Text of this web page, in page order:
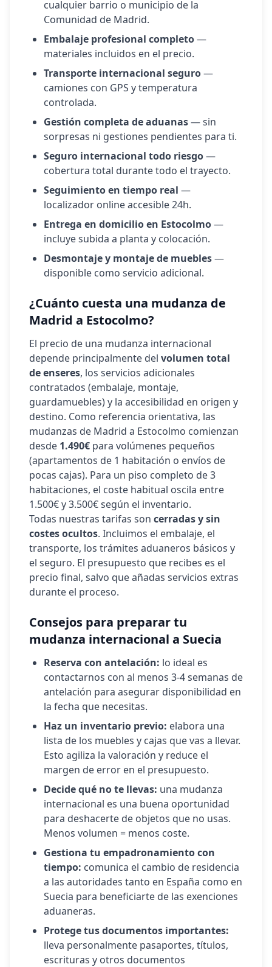
cualquier barrio o municipio de la
Comunidad de Madrid.
Embalaje profesional completo—
materiales incluidos en el precio.
Transporte internacional seguro—
camiones con GPS y temperatura
controlada.
Gestión completa de aduanas— sin
sorpresas ni gestiones pendientes para ti.
Seguro internacional todo riesgo—
cobertura total durante todo el trayecto.
Seguimiento en tiempo real —
localizador online accesible 24h.
Entrega en domicilio en Estocolmo—
incluye subida a planta y colocación.
Desmontaje y montaje de muebles—
disponible como servicio adicional.
¿Cuánto cuesta una mudanza de
Madrid a Estocolmo?
El precio de una mudanza internacional
depende principalmente del volumen total
de enseres, los servicios adicionales
contratados (embalaje, montaje,
guardamuebles) y la accesibilidad en origen y
destino. Como referencia orientativa, las
mudanzas de Madrid a Estocolmo comienzan
desde 1.490€ para volúmenes pequeños
(apartamentos de 1 habitación o envíos de
pocas cajas). Para un piso completo de 3
habitaciones, el coste habitual oscila entre
1.500€ y 3.500€ según el inventario.
Todas nuestras tarifas son cerradas y sin
costes ocultos. Incluimos el embalaje, el
transporte, los trámites aduaneros básicos y
el seguro. El presupuesto que recibes es el
precio final, salvo que añadas servicios extras
durante el proceso.
Consejos para preparar tu
mudanza internacional a Suecia
Reserva con antelación: lo ideal es
contactarnos con al menos 3-4 semanas de
antelación para asegurar disponibilidad en
la fecha que necesitas.
Haz un inventario previo: elabora una
lista de los muebles y cajas que vas a llevar.
Esto agiliza la valoración y reduce el
margen de error en el presupuesto.
Decide qué no te llevas: una mudanza
internacional es una buena oportunidad
para deshacerte de objetos que no usas.
Menos volumen = menos coste.
Gestiona tu empadronamiento con
tiempo: comunica el cambio de residencia
a las autoridades tanto en España como en
Suecia para beneficiarte de las exenciones
aduaneras.
Protege tus documentos importantes:
lleva personalmente pasaportes, títulos,
escrituras y otros documentos